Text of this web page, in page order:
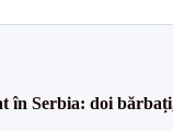
în Serbia: doi